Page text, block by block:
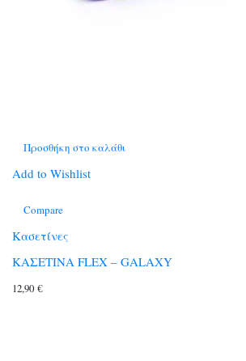
Προσθήκη στο καλάθι
Add to Wishlist
Compare
Κασετίνες
ΚΑΣΕΤΙΝΑ FLEX – GALAXY
12,90 €